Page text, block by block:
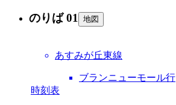
のりば 01 地図
あすみが丘東線
ブランニューモール行
時刻表